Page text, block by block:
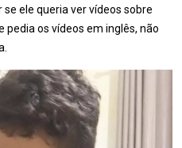
ele queria ver vídeos sobre
pedia os vídeos em inglês, não